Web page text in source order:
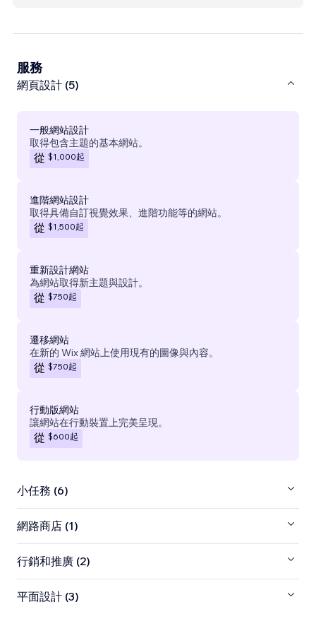
服務
網頁設計 (5)
一般網站設計
取得包含主題的基本網站。
從 $1,000起
進階網站設計
取得具備自訂視覺效果、進階功能等的網站。
從 $1,500起
重新設計網站
為網站取得新主題與設計。
從 $750起
遷移網站
在新的 Wix 網站上使用現有的圖像與內容。
從 $750起
行動版網站
讓網站在行動裝置上完美呈現。
從 $600起
小任務 (6)
網路商店 (1)
行銷和推廣 (2)
平面設計 (3)